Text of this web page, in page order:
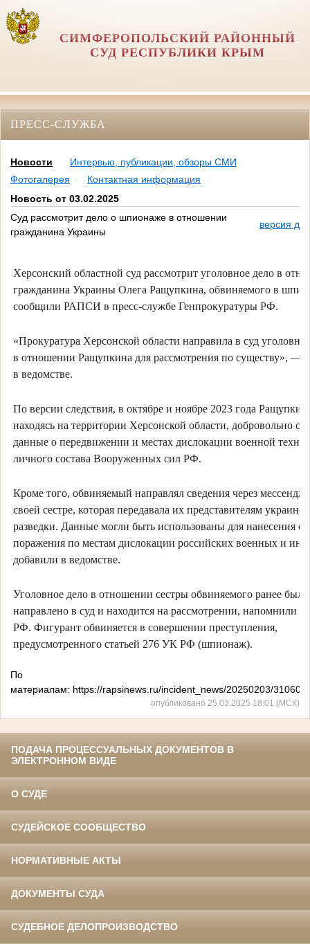
СИМФЕРОПОЛЬСКИЙ РАЙОННЫЙ
СУД РЕСПУБЛИКИ КРЫМ
ПРЕСС-СЛУЖБА
Новости
Интервью, публикации, обзоры СМИ
Фотогалерея
Контактная информация
Новость от 03.02.2025
Суд рассмотрит дело о шпионаже в отношении
гражданина Украины
версия
Херсонский областной суд рассмотрит уголовное дело в
гражданина Украины Олега Ращупкина, обвиняемого в
сообщили РАПСИ в пресс-службе Генпрокуратуры РФ.
«Прокуратура Херсонской области направила в суд
в отношении Ращупкина для рассмотрения по существу», —
в ведомстве.
По версии следствия, в октябре и ноябре 2023 года Ращупкин,
находясь на территории Херсонской области, добровольно
данные о передвижении и местах дислокации военной
личного состава Вооруженных сил РФ.
Кроме того, обвиняемый направлял сведения через
своей сестре, которая передавала их представителям
разведки. Данные могли быть использованы для нанесения
поражения по местам дислокации российских военных и
добавили в ведомстве.
Уголовное дело в отношении сестры обвиняемого ранее было
направлено в суд и находится на рассмотрении, напомнили
РФ. Фигурант обвиняется в совершении преступления,
предусмотренного статьей 276 УК РФ (шпионаж).
По
материалам: https://rapsinews.ru/incident_news/20250203/
опубликовано 25.03.2025 18:01 (МСК)
ПОДАЧА ПРОЦЕССУАЛЬНЫХ ДОКУМЕНТОВ В
ЭЛЕКТРОННОМ ВИДЕ
О СУДЕ
СУДЕЙСКОЕ СООБЩЕСТВО
НОРМАТИВНЫЕ АКТЫ
ДОКУМЕНТЫ СУДА
СУДЕБНОЕ ДЕЛОПРОИЗВОДСТВО